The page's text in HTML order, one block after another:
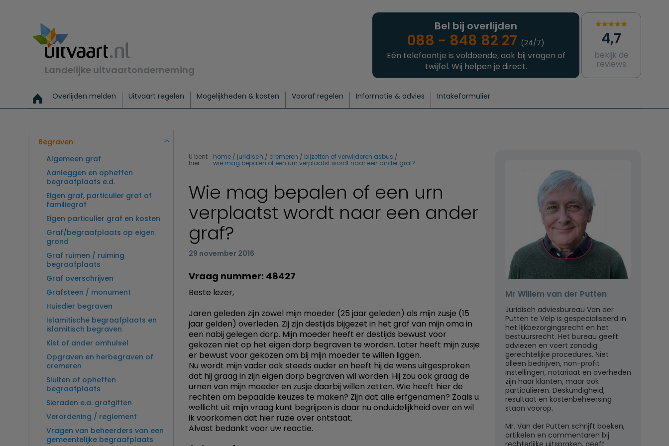
Landelijke uitvaartonderneming
Bel bij overlijden
088 - 848 82 27 (24/7)
Eén telefoontje is voldoende, ook bij vragen of
twijfel. Wij helpen je direct.
4,7
bekijk de
reviews
Overlijden melden Uitvaart regelen Mogelijkheden & kosten
Exclusieve uitvaart Begrafenis Basis
Vooraf regelen Informatie & advies Intakeformulier
Begraven
Algemeen graf
Aanleggen en opheffen
begraafplaats e.d.
Eigen graf, particulier graf of
familiegraf
Eigen particulier graf en kosten
Graf/begraafplaats op eigen
grond
Graf ruimen / ruiming
begraafplaats
Graf overschrijven
Grafsteen / monument
Huisdier begraven
Islamitische begraafplaats en
islamitisch begraven
Kist of ander omhulsel
Opgraven en herbegraven of
cremeren
Sluiten of opheffen
begraafplaats
Sieraden e.a. grafgiften
Verordening / reglement
Vragen van beheerders van een
gemeentelijke begraafplaats
U bent
hier:
home juridisch cremeren bijzetten of verwijderen asbus
wie mag bepalen of een urn verplaatst wordt naar een ander graf?
Wie mag bepalen of een urn
verplaatst wordt naar een ander
graf?
29 november 2016
Vraag nummer: 48427
Beste lezer,
Jaren geleden zijn zowel mijn moeder (25 jaar geleden) als mijn zusje (15
jaar gelden) overleden. Zij zijn destijds bijgezet in het graf van mijn oma in
een nabij gelegen dorp. Mijn moeder heeft er destijds bewust voor
gekozen niet op het eigen dorp begraven te worden. Later heeft mijn zusje
er bewust voor gekozen om bij mijn moeder te willen liggen.
Nu wordt mijn vader ook steeds ouder en heeft hij de wens uitgesproken
dat hij graag in zijn eigen dorp begraven wil worden. Hij zou ook graag de
urnen van mijn moeder en zusje daarbij willen zetten. Wie heeft hier de
rechten om bepaalde keuzes te maken? Zijn dat alle erfgenamen? Zoals u
wellicht uit mijn vraag kunt begrijpen is daar nu onduidelijkheid over en wil
ik voorkomen dat hier ruzie over ontstaat.
Alvast bedankt voor uw reactie.
Mr Willem van der Putten
Juridisch adviesbureau Van der
Putten te Velp is gespecialiseerd in
het lijkbezorgingsrecht en het
bestuursrecht. Het bureau geeft
adviezen en voert zonodig
gerechtelijke procedures. Niet
alleen bedrijven, non-profit
instellingen, notariaat en overheden
zijn haar klanten, maar ook
particulieren. Deskundigheid,
resultaat en kostenbeheersing
staan voorop.
Mr. Van der Putten schrijft boeken,
artikelen en commentaren bij